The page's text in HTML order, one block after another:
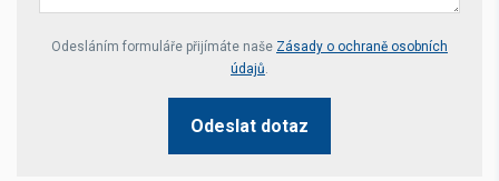
Your website *
Odesláním formuláře přijímáte naše Zásady o ochraně osobních
údajů.
Odeslat dotaz